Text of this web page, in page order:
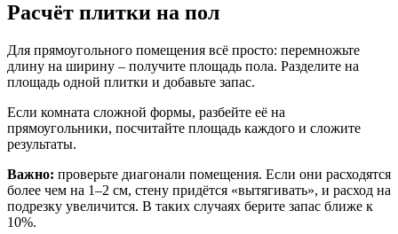
Расчёт плитки на пол
Для прямоугольного помещения всё просто: перемножьте
длину на ширину – получите площадь пола. Разделите на
площадь одной плитки и добавьте запас.
Если комната сложной формы, разбейте её на
прямоугольники, посчитайте площадь каждого и сложите
результаты.
Важно: проверьте диагонали помещения. Если они расходятся
более чем на 1–2 см, стену придётся «вытягивать», и расход на
подрезку увеличится. В таких случаях берите запас ближе к
10%.